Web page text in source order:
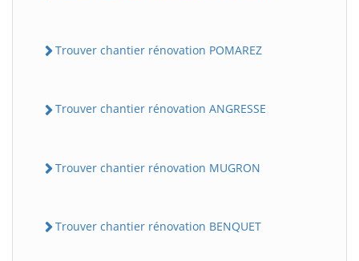
Trouver chantier rénovation POMAREZ
Trouver chantier rénovation ANGRESSE
Trouver chantier rénovation MUGRON
Trouver chantier rénovation BENQUET